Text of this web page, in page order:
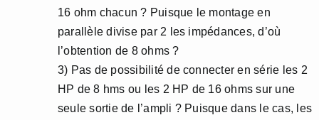
16 ohm chacun ? Puisque le montage en
parallèle divise par 2 les impédances, d’où
l’obtention de 8 ohms ?
3) Pas de possibilité de connecter en série les 2
HP de 8 hms ou les 2 HP de 16 ohms sur une
seule sortie de l’ampli ? Puisque dans le cas, les